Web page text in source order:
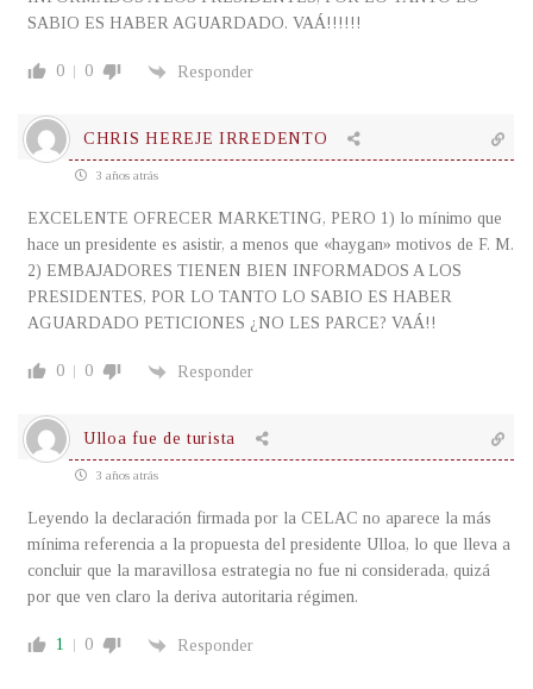
SABIO ES HABER AGUARDADO. VAÁ!!!!!!
0 0 Responder
CHRIS HEREJE IRREDENTO
3 años atrás
EXCELENTE OFRECER MARKETING, PERO 1) lo mínimo que
hace un presidente es asistir, a menos que «haygan» motivos de F. M.
2) EMBAJADORES TIENEN BIEN INFORMADOS A LOS
PRESIDENTES, POR LO TANTO LO SABIO ES HABER
AGUARDADO PETICIONES ¿NO LES PARCE? VAÁ!!
0 0 Responder
Ulloa fue de turista
3 años atrás
Leyendo la declaración firmada por la CELAC no aparece la más
mínima referencia a la propuesta del presidente Ulloa, lo que lleva a
concluir que la maravillosa estrategia no fue ni considerada, quizá
por que ven claro la deriva autoritaria régimen.
1 0 Responder